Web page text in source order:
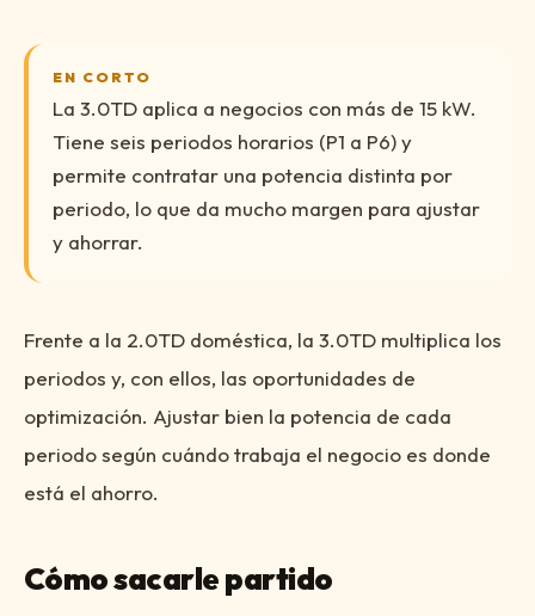
EN CORTO
La 3.0TD aplica a negocios con más de 15 kW.
Tiene seis periodos horarios (P1 a P6) y
permite contratar una potencia distinta por
periodo, lo que da mucho margen para ajustar
y ahorrar.
Frente a la 2.0TD doméstica, la 3.0TD multiplica los
periodos y, con ellos, las oportunidades de
optimización. Ajustar bien la potencia de cada
periodo según cuándo trabaja el negocio es donde
está el ahorro.
Cómo sacarle partido